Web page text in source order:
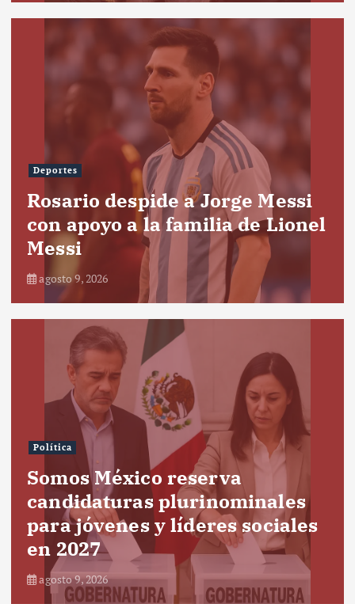
Deportes
Rosario despide a Jorge Messi
con apoyo a la familia de Lionel
Messi
agosto 9, 2026
Política
Somos México reserva
candidaturas plurinominales
para jóvenes y líderes sociales
en 2027
agosto 9, 2026